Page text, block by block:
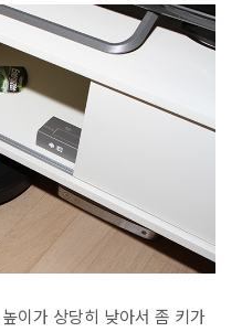
이가 상당히 낮아서 좀 키가